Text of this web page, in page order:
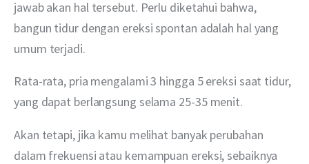
jawab akan hal tersebut. Perlu diketahui bahwa,
bangun tidur dengan ereksi spontan adalah hal yang
umum terjadi.
Rata-rata, pria mengalami 3 hingga 5 ereksi saat tidur,
yang dapat berlangsung selama 25-35 menit.
Akan tetapi, jika kamu melihat banyak perubahan
dalam frekuensi atau kemampuan ereksi, sebaiknya